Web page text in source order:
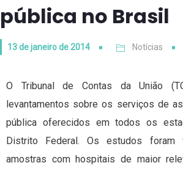
pública no Brasil
13 de janeiro de 2014 Notícias
O Tribunal de Contas da União
levantamentos sobre os serviços de
pública oferecidos em todos os
Distrito Federal. Os estudos
amostras com hospitais de maior